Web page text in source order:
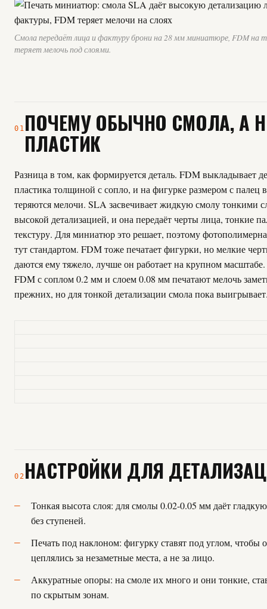
Смола передаёт лица и фактуру брони на 28 мм миниатюре, FDM на
теряет мелочь под слоями.
01 ПОЧЕМУ ОБЫЧНО СМОЛА, А
ПЛАСТИК
Разница в том, как формируется деталь. FDM выкладывает
пластика толщиной с сопло, и на фигурке размером с палец
теряются мелочи. SLA засвечивает жидкую смолу тонкими
высокой детализацией, и она передаёт черты лица, тонкие
текстуру. Для миниатюр это решает, поэтому
тут стандартом. FDM тоже печатает фигурки, но мелкие
даются ему тяжело, лучше он работает на крупном
FDM с соплом 0.2 мм и слоем 0.08 мм печатают мелочь
прежних, но для тонкой детализации смола пока
02 НАСТРОЙКИ ДЛЯ
Тонкая высота слоя: для смолы 0.02-0.05 мм даёт
без ступеней.
Печать под наклоном: фигурку ставят под углом, чтобы
цеплялись за незаметные места, а не за лицо.
Аккуратные опоры: на смоле их много и они тонкие,
по скрытым зонам.